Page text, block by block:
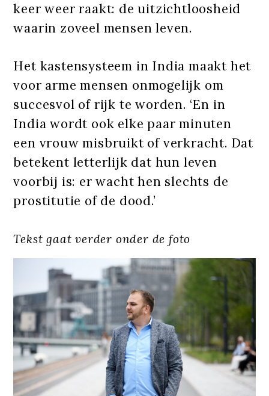
keer weer raakt: de uitzichtloosheid
waarin zoveel mensen leven.
Het kastensysteem in India maakt het
voor arme mensen onmogelijk om
succesvol of rijk te worden. ‘En in
India wordt ook elke paar minuten
een vrouw misbruikt of verkracht. Dat
betekent letterlijk dat hun leven
voorbij is: er wacht hen slechts de
prostitutie of de dood.’
Tekst gaat verder onder de foto